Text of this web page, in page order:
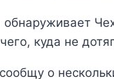
куда не
о